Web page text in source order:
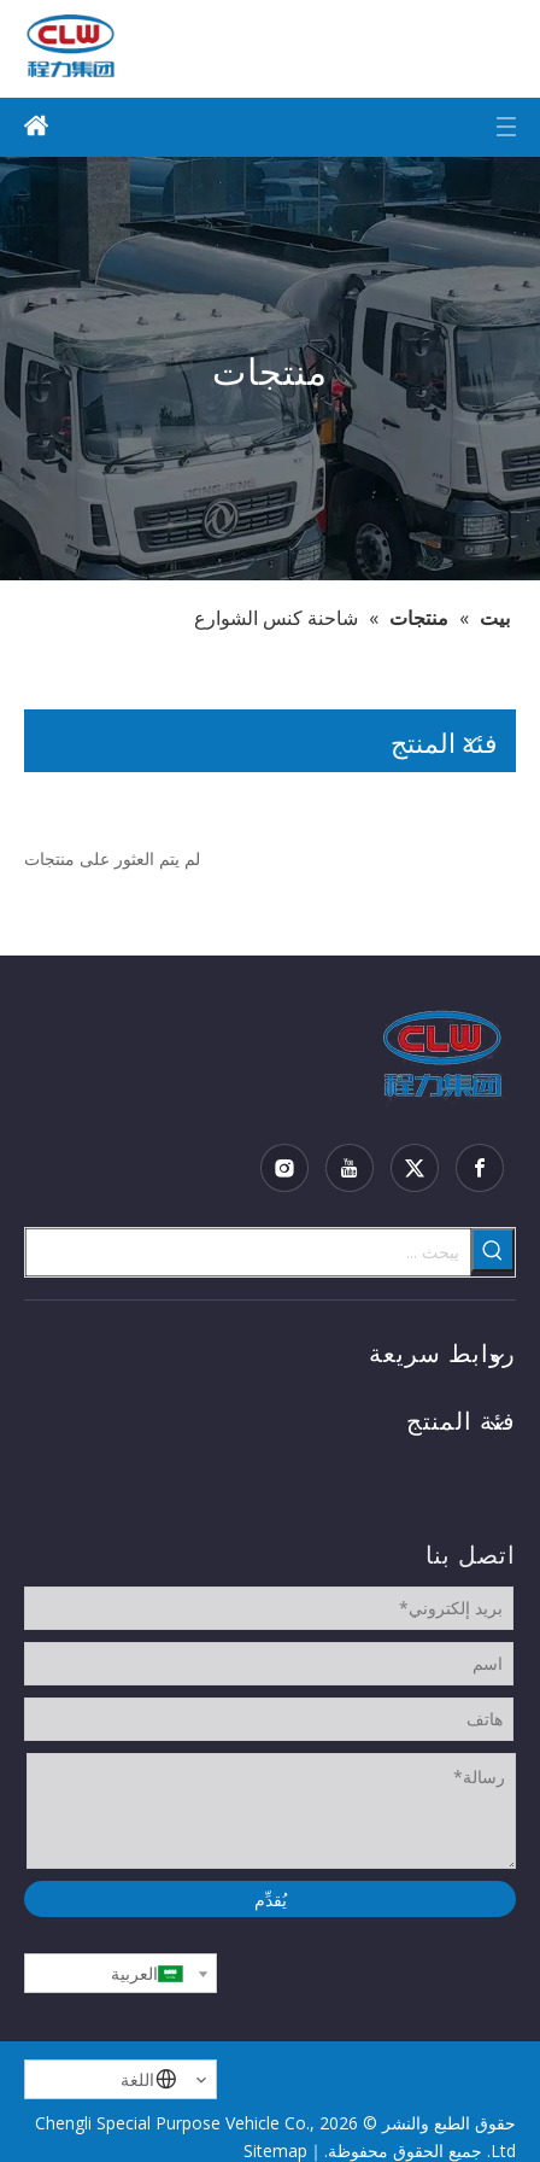
منتجات
بيت » منتجات » شاحنة كنس الشوارع
فئة المنتج
لم يتم العثور على منتجات
روابط سريعة
فئة المنتج
اتصل بنا
يُقدِّم
العربية
اللغة
حقوق الطبع والنشر © 2026
Chengli Special Purpose Vehicle Co.,
Ltd. جميع الحقوق محفوظة.｜
Sitemap